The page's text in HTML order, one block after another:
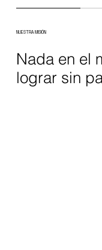
NUESTRA MISIÓN
Nada en el
lograr sin